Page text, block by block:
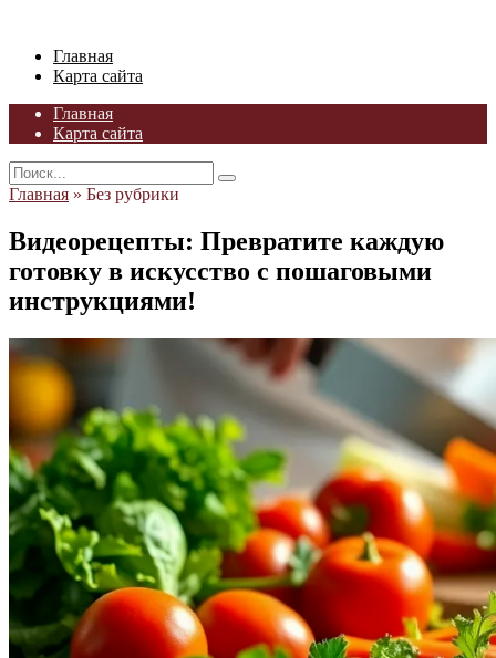
contentГлавная
Карта сайта
Главная
Карта сайта
Search
for:
Главная » Без рубрики
Видеорецепты: Превратите каждую
готовку в искусство с пошаговыми
инструкциями!